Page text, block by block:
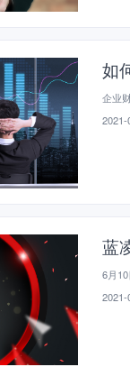
如
企业
2021-
蓝
6月
2021-